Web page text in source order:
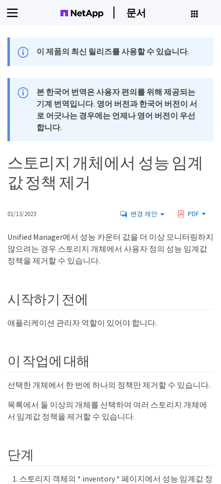
문서
이 제품의 최신 릴리즈를 사용할 수 있습니다.
본 한국어 번역은 사용자 편의를 위해 제공되는
기계 번역입니다. 영어 버전과 한국어 버전이 서
로 어긋나는 경우에는 언제나 영어 버전이 우선
합니다.
스토리지 개체에서 성능 임계
값 정책 제거
01/13/2023 변경 제안 PDF
Unified Manager에서 성능 카운터 값을 더 이상 모니터링하지
않으려는 경우 스토리지 개체에서 사용자 정의 성능 임계값
정책을 제거할 수 있습니다.
시작하기 전에
애플리케이션 관리자 역할이 있어야 합니다.
이 작업에 대해
선택한 개체에서 한 번에 하나의 정책만 제거할 수 있습니다.
목록에서 둘 이상의 개체를 선택하여 여러 스토리지 개체에
서 임계값 정책을 제거할 수 있습니다.
단계
스토리지 객체의 * inventory * 페이지에서 성능 임계값 정